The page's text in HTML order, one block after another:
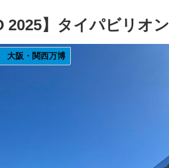
2025】タイパビリオン
大阪・関西万博